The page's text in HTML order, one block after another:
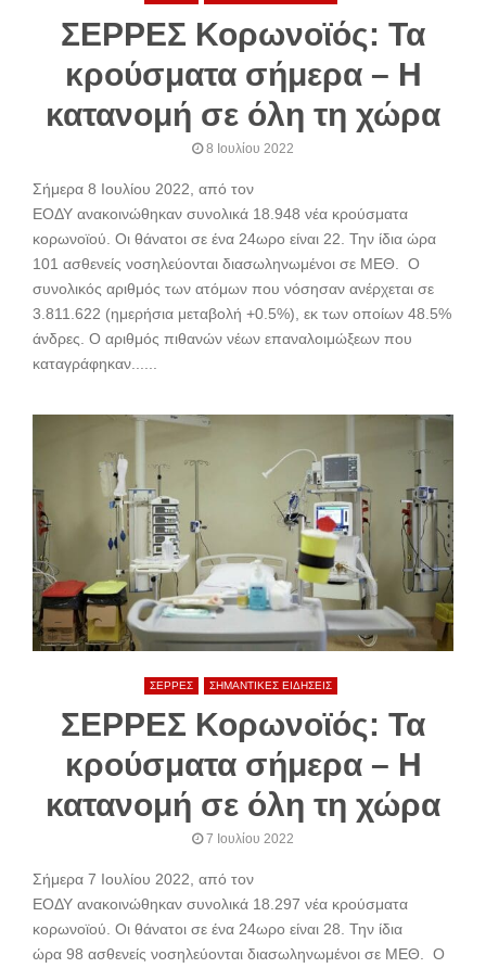
ΣΕΡΡΕΣ Κορωνοϊός: Τα
κρούσματα σήμερα – Η
κατανομή σε όλη τη χώρα
8 Ιουλίου 2022
Σήμερα 8 Ιουλίου 2022, από τον
ΕΟΔΥ ανακοινώθηκαν συνολικά 18.948 νέα κρούσματα
κορωνοϊού. Oι θάνατοι σε ένα 24ωρο είναι 22. Την ίδια ώρα
101 ασθενείς νοσηλεύονται διασωληνωμένοι σε ΜΕΘ. Ο
συνολικός αριθμός των ατόμων που νόσησαν ανέρχεται σε
3.811.622 (ημερήσια μεταβολή +0.5%), εκ των οποίων 48.5%
άνδρες. Ο αριθμός πιθανών νέων επαναλοιμώξεων που
καταγράφηκαν......
ΣΕΡΡΕΣ ΣΗΜΑΝΤΙΚΕΣ ΕΙΔΗΣΕΙΣ
ΣΕΡΡΕΣ Κορωνοϊός: Τα
κρούσματα σήμερα – Η
κατανομή σε όλη τη χώρα
7 Ιουλίου 2022
Σήμερα 7 Ιουλίου 2022, από τον
ΕΟΔΥ ανακοινώθηκαν συνολικά 18.297 νέα κρούσματα
κορωνοϊού. Oι θάνατοι σε ένα 24ωρο είναι 28. Την ίδια
ώρα 98 ασθενείς νοσηλεύονται διασωληνωμένοι σε ΜΕΘ. Ο